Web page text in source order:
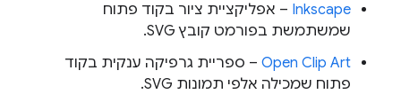
Inkscape – אפליקציית ציור בקוד פתוח
שמשתמשת בפורמט קובץ SVG.
Open Clip Art – ספריית גרפיקה ענקית בקוד
פתוח שמכילה אלפי תמונות SVG.